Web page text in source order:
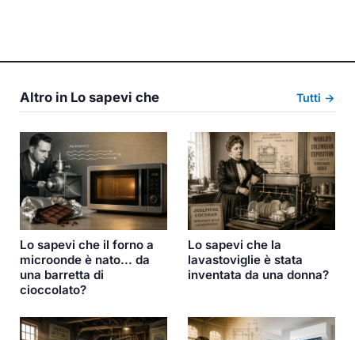
Altro in Lo sapevi che Tutti →
Lo sapevi che il forno a
microonde è nato... da
una barretta di
cioccolato?
Lo sapevi che la
lavastoviglie è stata
inventata da una donna?